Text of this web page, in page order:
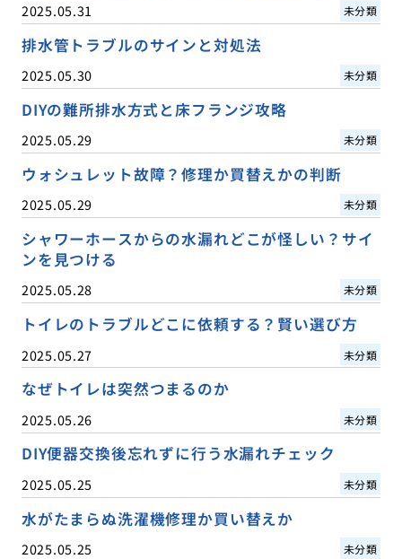
2025.05.31 未分類
排水管トラブルのサインと対処法
2025.05.30 未分類
DIYの難所排水方式と床フランジ攻略
2025.05.29 未分類
ウォシュレット故障？修理か買替えかの判断
2025.05.29 未分類
シャワーホースからの水漏れどこが怪しい？サイ
ンを見つける
2025.05.28 未分類
トイレのトラブルどこに依頼する？賢い選び方
2025.05.27 未分類
なぜトイレは突然つまるのか
2025.05.26 未分類
DIY便器交換後忘れずに行う水漏れチェック
2025.05.25 未分類
水がたまらぬ洗濯機修理か買い替えか
2025.05.25 未分類